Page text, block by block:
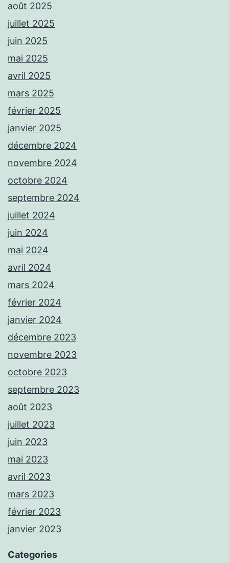
août 2025
juillet 2025
juin 2025
mai 2025
avril 2025
mars 2025
février 2025
janvier 2025
décembre 2024
novembre 2024
octobre 2024
septembre 2024
juillet 2024
juin 2024
mai 2024
avril 2024
mars 2024
février 2024
janvier 2024
décembre 2023
novembre 2023
octobre 2023
septembre 2023
août 2023
juillet 2023
juin 2023
mai 2023
avril 2023
mars 2023
février 2023
janvier 2023
Categories